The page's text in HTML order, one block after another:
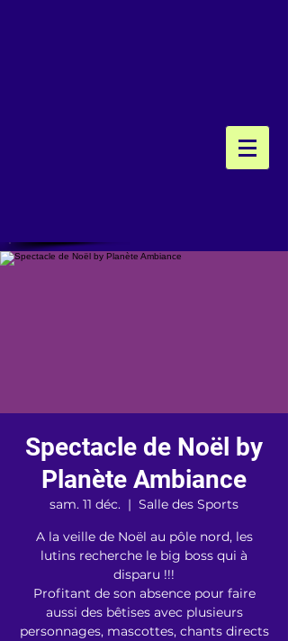
Spectacle de Noël by
Planète Ambiance
sam. 11 déc.
  |
Salle des Sports
A la veille de Noël au pôle nord, les
lutins recherche le big boss qui à
disparu !!!
Profitant de son absence pour faire
aussi des bêtises avec plusieurs
personnages, mascottes, chants directs